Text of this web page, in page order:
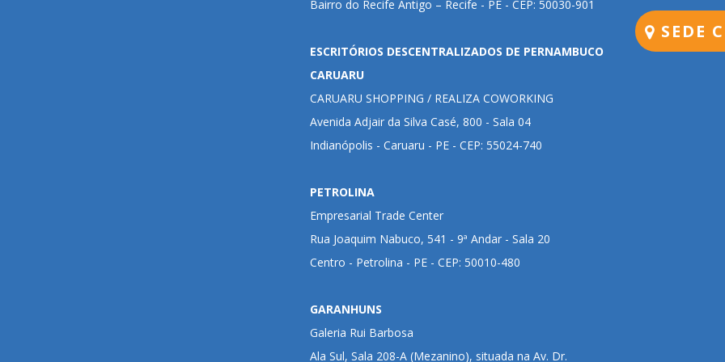
Bairro do Recife Antigo – Recife - PE - CEP: 50030-901
ESCRITÓRIOS DESCENTRALIZADOS DE PERNAMBUCO
CARUARU
CARUARU SHOPPING / REALIZA COWORKING
Avenida Adjair da Silva Casé, 800 - Sala 04
Indianópolis - Caruaru - PE - CEP: 55024-740
PETROLINA
Empresarial Trade Center
Rua Joaquim Nabuco, 541 - 9ª Andar - Sala 20
Centro - Petrolina - PE - CEP: 50010-480
GARANHUNS
Galeria Rui Barbosa
Ala Sul, Sala 208-A (Mezanino), situada na Av. Dr.
SEDE